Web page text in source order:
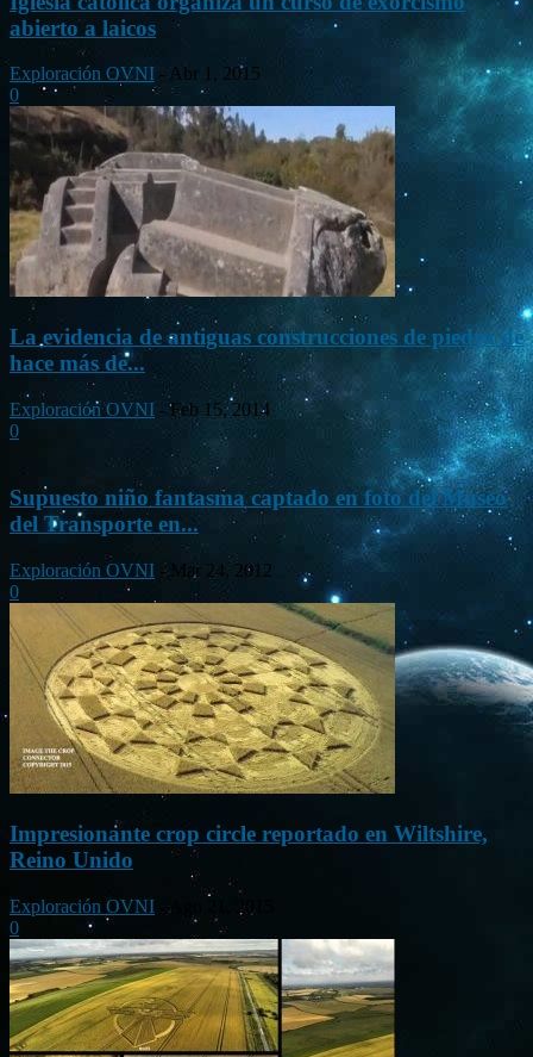
abierto a laicos
Exploración OVNI - Abr 1, 2015
0
La evidencia de antiguas construcciones de piedra de
hace más de...
Exploración OVNI - Feb 15, 2014
0
Supuesto niño fantasma captado en foto del Museo
del Transporte en...
Exploración OVNI - Mar 24, 2012
0
Impresionante crop circle reportado en Wiltshire,
Reino Unido
Exploración OVNI
Ago 21, 2015
0